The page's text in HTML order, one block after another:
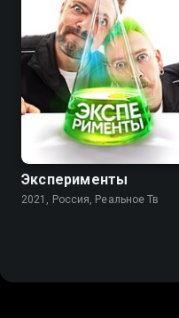
9.0
Эксперименты
2021, Россия, Реальное Тв